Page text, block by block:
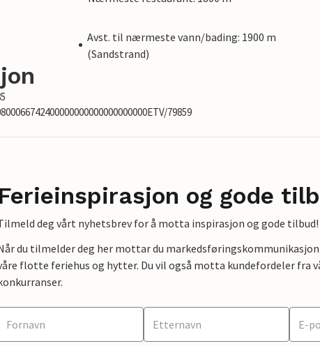
Avst. til nærmeste vann/bading: 1900 m
(Sandstrand)
79859
Ferieinspirasjon og gode
deg vårt nyhetsbrev for å motta inspirasjon og gode tilbud!
du tilmelder deg her mottar du markedsføringskommunikasjon
flotte feriehus og hytter. Du vil også motta kundefordeler fra